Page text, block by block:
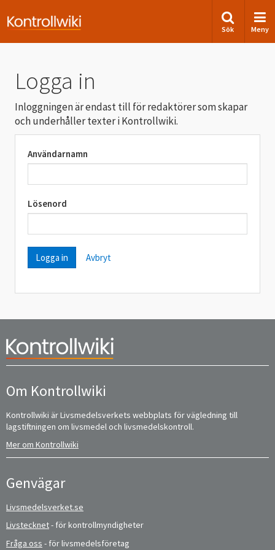
Sök Meny
Logga in
Inloggningen är endast till för redaktörer som skapar
och underhåller texter i Kontrollwiki.
Användarnamn
Lösenord
Avbryt
Om Kontrollwiki
Kontrollwiki är Livsmedelsverkets webbplats för vägledning till
lagstiftningen om livsmedel och livsmedelskontroll.
Mer om Kontrollwiki
Genvägar
Livsmedelsverket.se
Livstecknet- för kontrollmyndigheter
Fråga oss - för livsmedelsföretag